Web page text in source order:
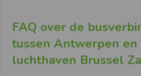
FAQ over de
tussen Antwerpen en
luchthaven Brussel